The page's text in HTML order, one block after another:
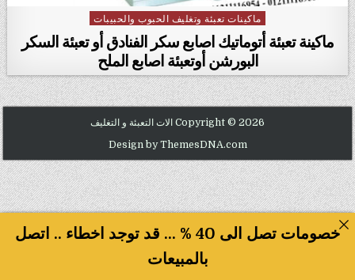
Posted in
ماكينات تعبئة وتغليف الحبوب والحبيبات
ماكينة تعبئة أتوماتيك اصابع سكر الفنادق أو تعبئة السكر
البورشن أوتعبئة اصابع الملح
Copyright © 2026 الات التعبئة و التغليف
Design by ThemesDNA.com
خصومات تصل الى 40 % ... قد توجد اخطاء .. اتصل
بالمبيعات